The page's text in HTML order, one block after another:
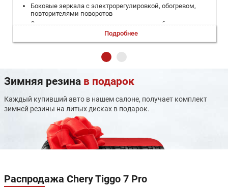
Боковые зеркала с электрорегулировкой, обогревом,
повторителями поворотов
Электропривод складывания зеркал при блокировке
Эра Глонасс
Камера заднего вида (с динамической разметкой) и
задние датчики парковки
Антиблокировочная тормозная система (ABS)
Системы помощи при старте в гору (HSA) и спуске с горы
(HDC)
Помощь при экстренном торможении (НВА) и другие
системы (EBD/ TCS/ DCT/ RMF)
Подушки безопасности водителя и переднего
пассажира
Боковые передние подушки безопасности
Система удержания детских кресел Isofix сзади и
блокировка от открывания детьми
Подробнее
Зимняя резина в подарок
Каждый купивший авто в нашем салоне, получает комплект
зимней резины на литых дисках в подарок.
Распродажа Chery Tiggo 7 Pro